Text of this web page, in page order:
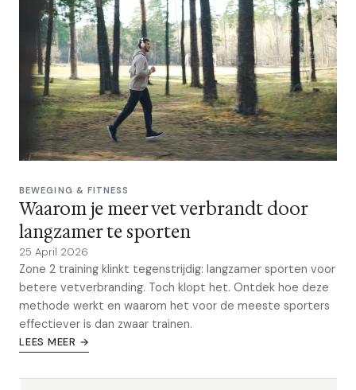
BEWEGING & FITNESS
Waarom je meer vet verbrandt door
langzamer te sporten
25 April 2026
Zone 2 training klinkt tegenstrijdig: langzamer sporten voor
betere vetverbranding. Toch klopt het. Ontdek hoe deze
methode werkt en waarom het voor de meeste sporters
effectiever is dan zwaar trainen.
LEES MEER →